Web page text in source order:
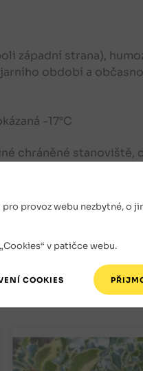
pro provoz webu nezbytné, o
v patičce webu.
západní strana),
období a
-17°C
chráněné
velikostí kontejneru 2